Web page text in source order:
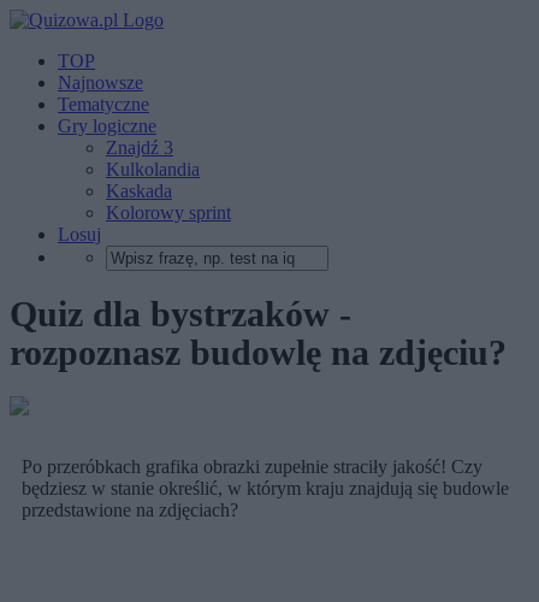
TOP
Najnowsze
Tematyczne
Gry logiczne
Znajdź 3
Kulkolandia
Kaskada
Kolorowy sprint
Losuj
Quiz dla bystrzaków -
rozpoznasz budowlę na zdjęciu?
Po przeróbkach grafika obrazki zupełnie straciły jakość! Czy
będziesz w stanie określić, w którym kraju znajdują się budowle
przedstawione na zdjęciach?